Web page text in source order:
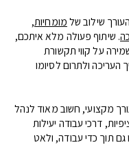
מומחיות,
. שיתוף פעולה מלא איתכם,
על קווי תקשורת
ולתרום לסיומו
מקצועי, חשוב מאוד לנהל
דרכי עבודה יעילות
גם תוך כדי עבודה, ולאט